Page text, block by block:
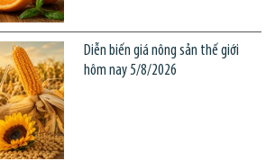
Diễn biến giá nông sản thế giới
hôm nay 5/8/2026